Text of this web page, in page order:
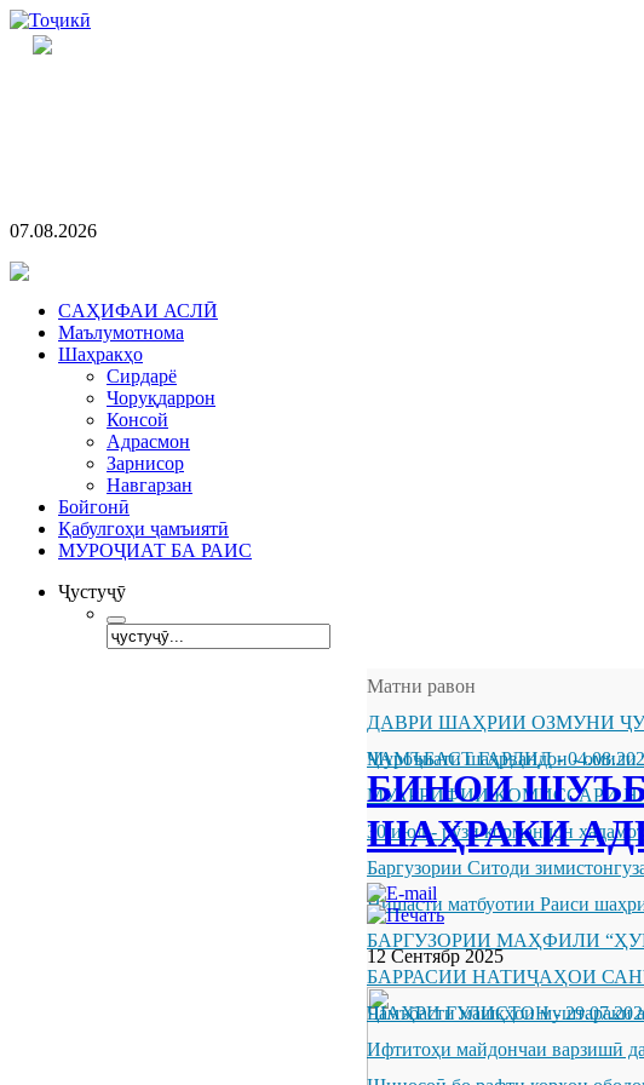
07.08.2026
CАҲИФАИ АСЛӢ
Маълумотнома
Шаҳракҳо
Сирдарё
Чоруқдаррон
Консой
Адрасмон
Зарнисор
Навгарзан
Бойгонӣ
Қабулгоҳи ҷамъиятӣ
МУРОҶИАТ БА РАИС
Ҷустуҷӯ
Матни равон
ДАВРИ ШАҲРИИ ОЗМУНИ
ҶАМЪБАСТ ГАРДИД-
Муроҷиати шаҳрвандон - омили
МУАРРИФИИ КОМИССАРИ
30 июл - рӯзи кормандон
Баргузории Ситоди
Нишасти матбуотии Раиси
БАРГУЗОРИИ МАҲФИЛИ
БАРРАСИИ НАТИҶАҲОИ
ШАҲРИ ГУЛИСТОН-
Ҷамъбасти машқҳои муштараки
Ифтитоҳи майдончаи варзишӣ
БИНОИ
ШАҲРАКИ
12 Сентябр 2025